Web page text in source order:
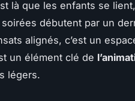
là que les enfants se
débutent par un
alignés, c’est un
un élément clé de
légers.